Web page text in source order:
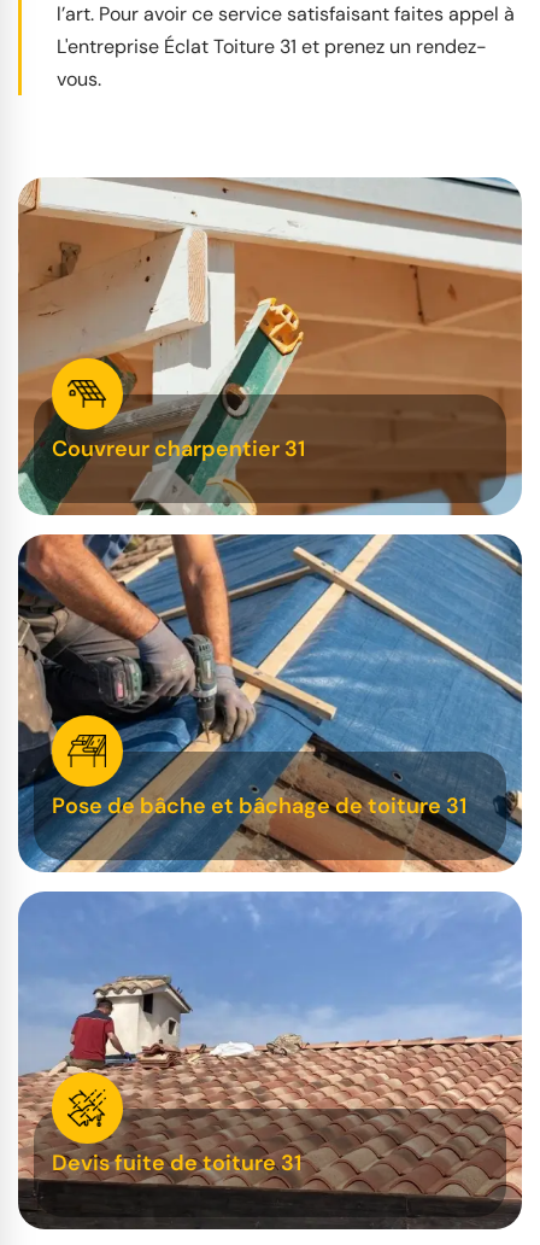
l’art. Pour avoir ce service satisfaisant faites appel à
L'entreprise Éclat Toiture 31 et prenez un rendez-
vous.
Couvreur charpentier 31
Pose de bâche et bâchage de toiture 31
Devis fuite de toiture 31